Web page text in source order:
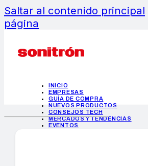
Saltar al contenido principal
página
INICIO
EMPRESAS
GUÍA DE COMPRA
NUEVOS PRODUCTOS
CONSEJOS TECH
MERCADOS Y TENDENCIAS
EVENTOS